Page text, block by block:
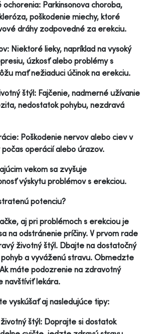
Parkinsonova choroba,
poškodenie miechy, ktoré
dráhy zodpovedné za erekciu.
Niektoré lieky, napríklad na vysoký
úzkosť alebo problémy s
mať nežiaduci účinok na erekciu.
štýl: Fajčenie, nadmerné užívanie
nedostatok pohybu, nezdravá
Poškodenie nervov alebo ciev v
operácií alebo úrazov.
vekom sa zvyšuje
výskytu problémov s erekciou.
potenciu?
aj pri problémoch s erekciou je
na odstránenie príčiny. V prvom rade
životný štýl. Dbajte na dostatočný
a vyváženú stravu. Obmedzte
máte podozrenie na zdravotný
navštíviť lekára.
vyskúšať aj nasledujúce tipy:
štýl: Doprajte si dostatok